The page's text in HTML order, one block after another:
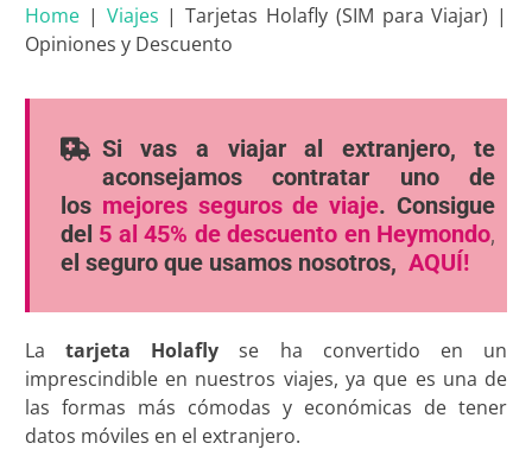
Home| Viajes |Tarjetas Holafly (SIM para Viajar) |
Opiniones y Descuento
Si vas a viajar al extranjero, te
aconsejamos contratar uno de
los mejores seguros de viaje. Consigue
del 5 al 45% de descuento en Heymondo,
el seguro que usamos nosotros, AQUÍ!
Latarjeta Holafly se ha convertido en un
imprescindible en nuestros viajes, ya que es una de
las formas más cómodas y económicas de tener
datos móviles en el extranjero.